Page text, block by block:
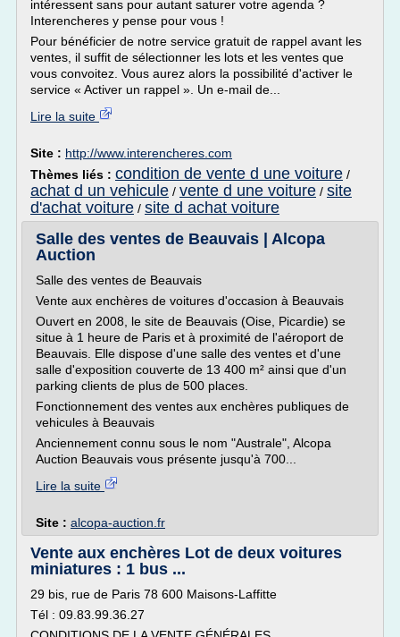
intéressent sans pour autant saturer votre agenda ?
Interencheres y pense pour vous !
Pour bénéficier de notre service gratuit de rappel avant les
ventes, il suffit de sélectionner les lots et les ventes que
vous convoitez. Vous aurez alors la possibilité d'activer le
service « Activer un rappel ». Un e-mail de...
Lire la suite
Site : http://www.interencheres.com
Thèmes liés : condition de vente d une voiture /
achat d un vehicule / vente d une voiture / site
d'achat voiture / site d achat voiture
Salle des ventes de Beauvais | Alcopa
Auction
Salle des ventes de Beauvais
Vente aux enchères de voitures d'occasion à Beauvais
Ouvert en 2008, le site de Beauvais (Oise, Picardie) se
situe à 1 heure de Paris et à proximité de l'aéroport de
Beauvais. Elle dispose d'une salle des ventes et d'une
salle d'exposition couverte de 13 400 m² ainsi que d'un
parking clients de plus de 500 places.
Fonctionnement des ventes aux enchères publiques de
vehicules à Beauvais
Anciennement connu sous le nom "Australe", Alcopa
Auction Beauvais vous présente jusqu'à 700...
Lire la suite
Site : alcopa-auction.fr
Vente aux enchères Lot de deux voitures
miniatures : 1 bus ...
29 bis, rue de Paris 78 600 Maisons-Laffitte
Tél : 09.83.99.36.27